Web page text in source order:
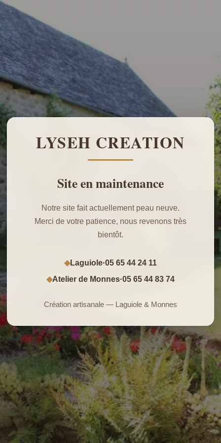
LYSEH CREATION
Site en maintenance
Notre site fait actuellement peau neuve.
Merci de votre patience, nous revenons très
bientôt.
◆Laguiole·05 65 44 24 11
◆Atelier de Monnes·05 65 44 83 74
Création artisanale — Laguiole & Monnes